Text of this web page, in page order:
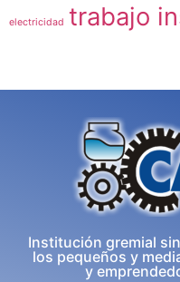
electricidad trabajo
Institución gremial
los pequeños y
y